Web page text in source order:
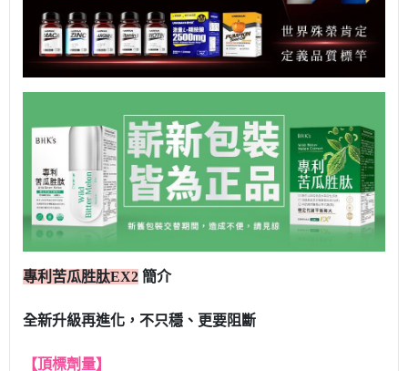
專利苦瓜胜肽EX2 簡介
全新升級再進化，不只穩、更要阻斷
【頂標劑量】